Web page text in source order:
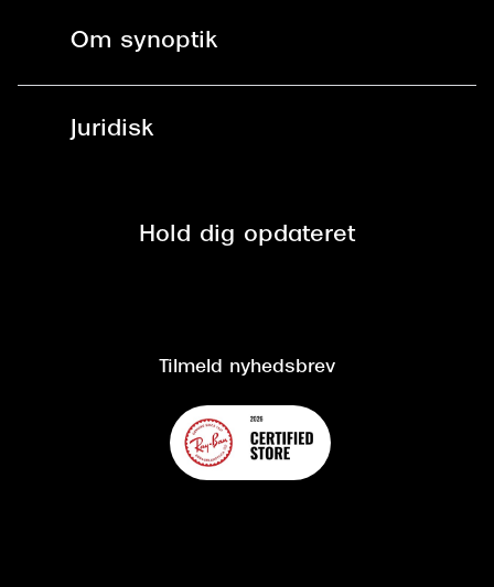
Spørgsmål & svar (FAQ)
Brilleabonnement All-Inclusive™
Brillerens
Spørgsmål & svar (FAQ)
Om synoptik
Juridisk
Cookiepolitik
Hold dig opdateret
Tilmeld nyhedsbrev